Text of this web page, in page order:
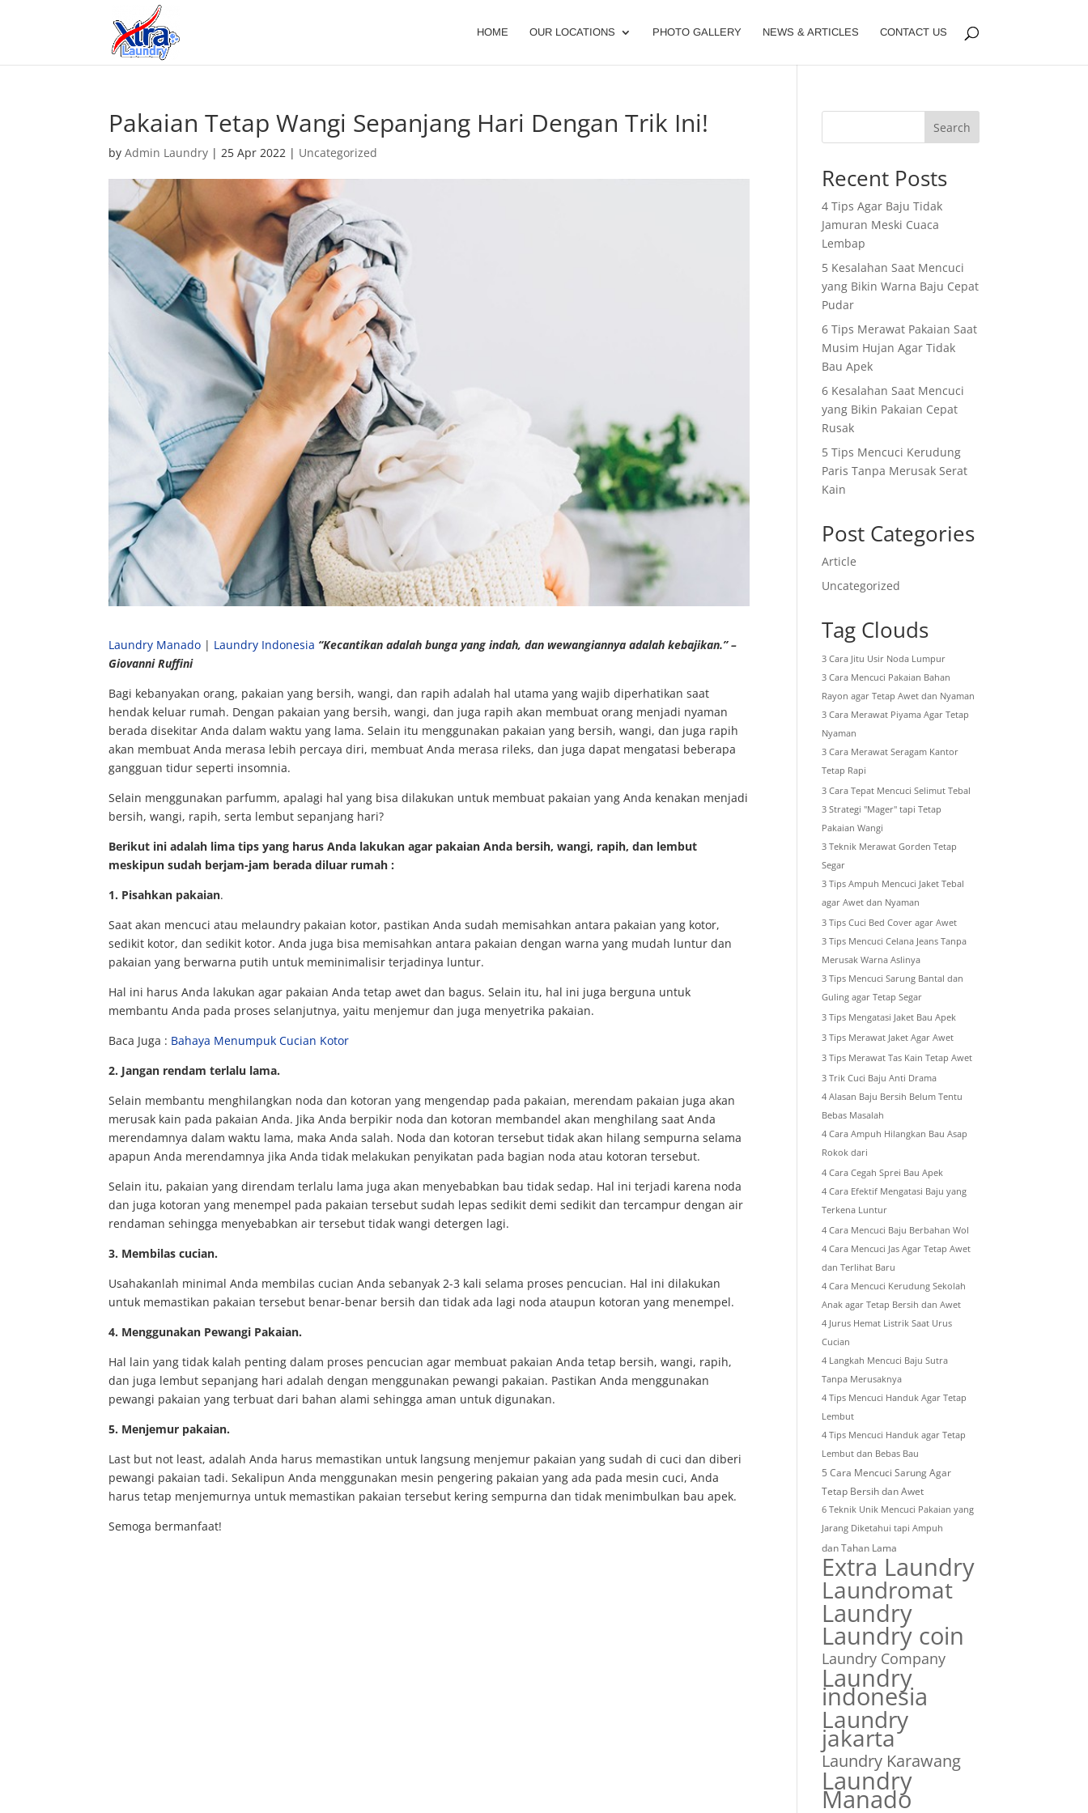
HOME OUR LOCATIONS PHOTO GALLERY NEWS & ARTICLES CONTACT US
Pakaian Tetap Wangi Sepanjang Hari Dengan Trik Ini!
byAdmin Laundry |25 Apr 2022 | Uncategorized
Laundry Manado | Laundry Indonesia “Kecantikan adalah bunga yang indah, dan wewangiannya adalah kebajikan.” –
Giovanni Ruffini
Bagi kebanyakan orang, pakaian yang bersih, wangi, dan rapih adalah hal utama yang wajib diperhatikan saat
hendak keluar rumah. Dengan pakaian yang bersih, wangi, dan juga rapih akan membuat orang menjadi nyaman
berada disekitar Anda dalam waktu yang lama. Selain itu menggunakan pakaian yang bersih, wangi, dan juga rapih
akan membuat Anda merasa lebih percaya diri, membuat Anda merasa rileks, dan juga dapat mengatasi beberapa
gangguan tidur seperti insomnia.
Selain menggunakan parfumm, apalagi hal yang bisa dilakukan untuk membuat pakaian yang Anda kenakan menjadi
bersih, wangi, rapih, serta lembut sepanjang hari?
Berikut ini adalah lima tips yang harus Anda lakukan agar pakaian Anda bersih, wangi, rapih, dan lembut
meskipun sudah berjam-jam berada diluar rumah :
1. Pisahkan pakaian.
Saat akan mencuci atau melaundry pakaian kotor, pastikan Anda sudah memisahkan antara pakaian yang kotor,
sedikit kotor, dan sedikit kotor. Anda juga bisa memisahkan antara pakaian dengan warna yang mudah luntur dan
pakaian yang berwarna putih untuk meminimalisir terjadinya luntur.
Hal ini harus Anda lakukan agar pakaian Anda tetap awet dan bagus. Selain itu, hal ini juga berguna untuk
membantu Anda pada proses selanjutnya, yaitu menjemur dan juga menyetrika pakaian.
Baca Juga : Bahaya Menumpuk Cucian Kotor
2. Jangan rendam terlalu lama.
Selain membantu menghilangkan noda dan kotoran yang mengendap pada pakaian, merendam pakaian juga akan
merusak kain pada pakaian Anda. Jika Anda berpikir noda dan kotoran membandel akan menghilang saat Anda
merendamnya dalam waktu lama, maka Anda salah. Noda dan kotoran tersebut tidak akan hilang sempurna selama
apapun Anda merendamnya jika Anda tidak melakukan penyikatan pada bagian noda atau kotoran tersebut.
Selain itu, pakaian yang direndam terlalu lama juga akan menyebabkan bau tidak sedap. Hal ini terjadi karena noda
dan juga kotoran yang menempel pada pakaian tersebut sudah lepas sedikit demi sedikit dan tercampur dengan air
rendaman sehingga menyebabkan air tersebut tidak wangi detergen lagi.
3. Membilas cucian.
Usahakanlah minimal Anda membilas cucian Anda sebanyak 2-3 kali selama proses pencucian. Hal ini dilakukan
untuk memastikan pakaian tersebut benar-benar bersih dan tidak ada lagi noda ataupun kotoran yang menempel.
4. Menggunakan Pewangi Pakaian.
Hal lain yang tidak kalah penting dalam proses pencucian agar membuat pakaian Anda tetap bersih, wangi, rapih,
dan juga lembut sepanjang hari adalah dengan menggunakan pewangi pakaian. Pastikan Anda menggunakan
pewangi pakaian yang terbuat dari bahan alami sehingga aman untuk digunakan.
5. Menjemur pakaian.
Last but not least, adalah Anda harus memastikan untuk langsung menjemur pakaian yang sudah di cuci dan diberi
pewangi pakaian tadi. Sekalipun Anda menggunakan mesin pengering pakaian yang ada pada mesin cuci, Anda
harus tetap menjemurnya untuk memastikan pakaian tersebut kering sempurna dan tidak menimbulkan bau apek.
Semoga bermanfaat!
Search
Recent Posts
4 Tips Agar Baju Tidak
Jamuran Meski Cuaca
Lembap
5 Kesalahan Saat Mencuci
yang Bikin Warna Baju Cepat
Pudar
6 Tips Merawat Pakaian Saat
Musim Hujan Agar Tidak
Bau Apek
6 Kesalahan Saat Mencuci
yang Bikin Pakaian Cepat
Rusak
5 Tips Mencuci Kerudung
Paris Tanpa Merusak Serat
Kain
Post Categories
Article
Uncategorized
Tag Clouds
3 Cara Jitu Usir Noda Lumpur
3 Cara Mencuci Pakaian Bahan
Rayon agar Tetap Awet dan Nyaman
3 Cara Merawat Piyama Agar Tetap
Nyaman
3 Cara Merawat Seragam Kantor
Tetap Rapi
3 Cara Tepat Mencuci Selimut Tebal
3 Strategi "Mager" tapi Tetap
Pakaian Wangi
3 Teknik Merawat Gorden Tetap
Segar
3 Tips Ampuh Mencuci Jaket Tebal
agar Awet dan Nyaman
3 Tips Cuci Bed Cover agar Awet
3 Tips Mencuci Celana Jeans Tanpa
Merusak Warna Aslinya
3 Tips Mencuci Sarung Bantal dan
Guling agar Tetap Segar
3 Tips Mengatasi Jaket Bau Apek
3 Tips Merawat Jaket Agar Awet
3 Tips Merawat Tas Kain Tetap Awet
3 Trik Cuci Baju Anti Drama
4 Alasan Baju Bersih Belum Tentu
Bebas Masalah
4 Cara Ampuh Hilangkan Bau Asap
Rokok dari
4 Cara Cegah Sprei Bau Apek
4 Cara Efektif Mengatasi Baju yang
Terkena Luntur
4 Cara Mencuci Baju Berbahan Wol
4 Cara Mencuci Jas Agar Tetap Awet
dan Terlihat Baru
4 Cara Mencuci Kerudung Sekolah
Anak agar Tetap Bersih dan Awet
4 Jurus Hemat Listrik Saat Urus
Cucian
4 Langkah Mencuci Baju Sutra
Tanpa Merusaknya
4 Tips Mencuci Handuk Agar Tetap
Lembut
4 Tips Mencuci Handuk agar Tetap
Lembut dan Bebas Bau
5 Cara Mencuci Sarung Agar
Tetap Bersih dan Awet
6 Teknik Unik Mencuci Pakaian yang
Jarang Diketahui tapi Ampuh
dan Tahan Lama
Extra Laundry
Laundromat
Laundry
Laundry coin
Laundry Company
Laundry
indonesia
Laundry
jakarta
Laundry Karawang
Laundry
Manado